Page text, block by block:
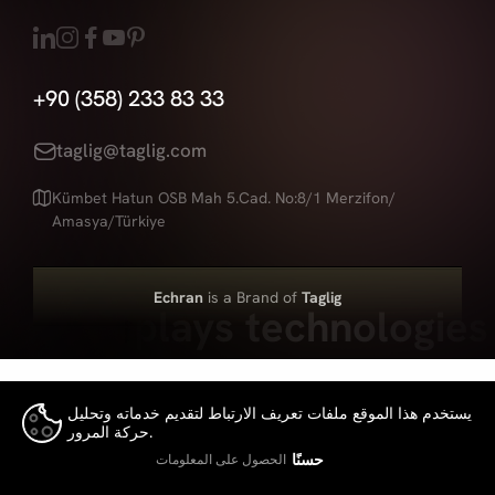
+90 (358) 233 83 33
taglig@taglig.com
Kümbet Hatun OSB Mah 5.Cad. No:8/1 Merzifon/
Amasya/Türkiye
Echran is a Brand of Taglig
Led displays technologies
يستخدم هذا الموقع ملفات تعريف الارتباط لتقديم خدماته وتحليل
حركة المرور.
الحصول على المعلومات حسنًا